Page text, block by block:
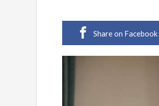
Share on Facebook